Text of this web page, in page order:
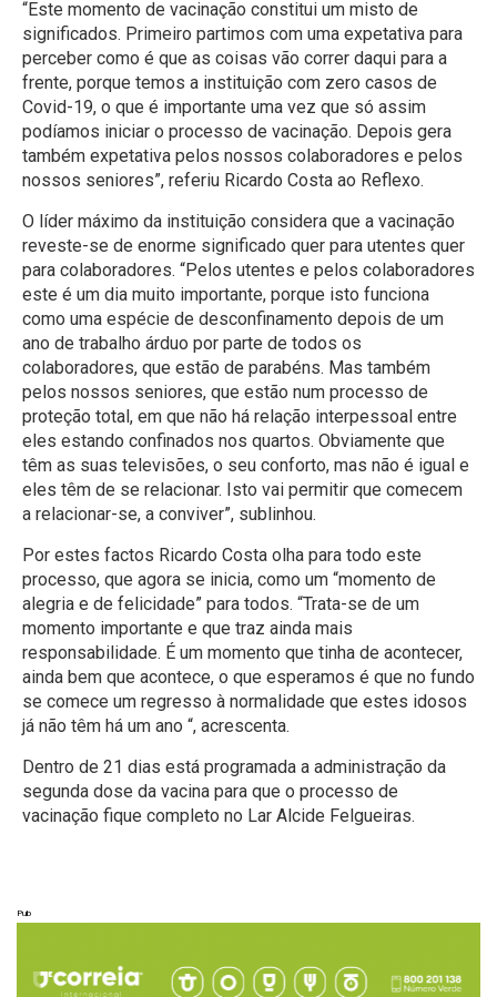
“Este momento de vacinação constitui um misto de
significados. Primeiro partimos com uma expetativa para
perceber como é que as coisas vão correr daqui para a
frente, porque temos a instituição com zero casos de
Covid-19, o que é importante uma vez que só assim
podíamos iniciar o processo de vacinação. Depois gera
também expetativa pelos nossos colaboradores e pelos
nossos seniores”, referiu Ricardo Costa ao Reflexo.
O líder máximo da instituição considera que a vacinação
reveste-se de enorme significado quer para utentes quer
para colaboradores. “Pelos utentes e pelos colaboradores
este é um dia muito importante, porque isto funciona
como uma espécie de desconfinamento depois de um
ano de trabalho árduo por parte de todos os
colaboradores, que estão de parabéns. Mas também
pelos nossos seniores, que estão num processo de
proteção total, em que não há relação interpessoal entre
eles estando confinados nos quartos. Obviamente que
têm as suas televisões, o seu conforto, mas não é igual e
eles têm de se relacionar. Isto vai permitir que comecem
a relacionar-se, a conviver”, sublinhou.
Por estes factos Ricardo Costa olha para todo este
processo, que agora se inicia, como um “momento de
alegria e de felicidade” para todos. “Trata-se de um
momento importante e que traz ainda mais
responsabilidade. É um momento que tinha de acontecer,
ainda bem que acontece, o que esperamos é que no fundo
se comece um regresso à normalidade que estes idosos
já não têm há um ano “, acrescenta.
Dentro de 21 dias está programada a administração da
segunda dose da vacina para que o processo de
vacinação fique completo no Lar Alcide Felgueiras.
Pub